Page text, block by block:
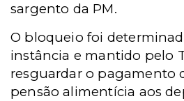
sargento da PM.
O bloqueio foi
instância e mantido pelo
resguardar o pagamento
pensão alimentícia aos